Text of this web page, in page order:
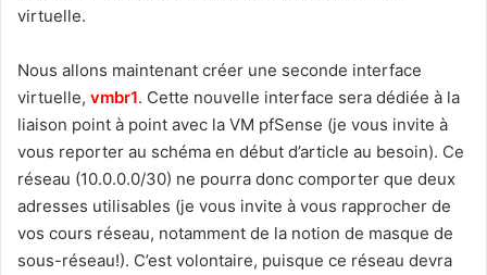
virtuelle.
Nous allons maintenant créer une seconde interface
virtuelle, vmbr1. Cette nouvelle interface sera dédiée à la
liaison point à point avec la VM pfSense (je vous invite à
vous reporter au schéma en début d’article au besoin). Ce
réseau (10.0.0.0/30) ne pourra donc comporter que deux
adresses utilisables (je vous invite à vous rapprocher de
vos cours réseau, notamment de la notion de masque de
sous-réseau!). C’est volontaire, puisque ce réseau devra